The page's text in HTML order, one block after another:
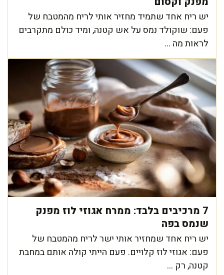
יש ריח אחד שתמיד מחזיר אותי לריח מהמטבח של
פעם: שוקולד נמס על אש קטנה, ומיד כולם מתקרבים
לראות מה ...
7 מרכיבים בלבד: ממרח אגוזי לוז מפנק
שנמס בפה
יש ריח אחד שמחזיר אותי ישר לריח מהמטבח של
פעם: אגוזי לוז קלויים. פעם הייתי קולה אותם במחבת
קטנה, רק ...